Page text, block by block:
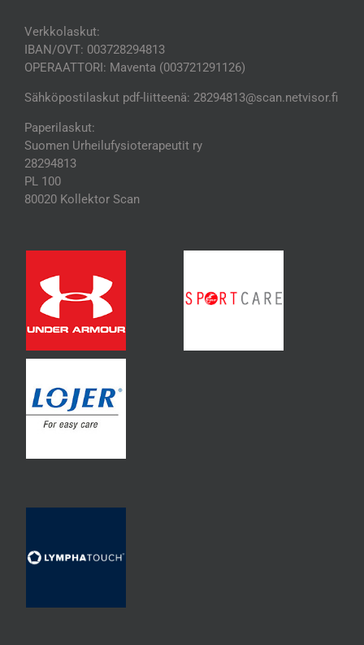
Verkkolaskut:
IBAN/OVT: 003728294813
OPERAATTORI: Maventa (003721291126)
Sähköpostilaskut pdf-liitteenä: 28294813@scan.netvisor.fi
Paperilaskut:
Suomen Urheilufysioterapeutit ry
28294813
PL 100
80020 Kollektor Scan